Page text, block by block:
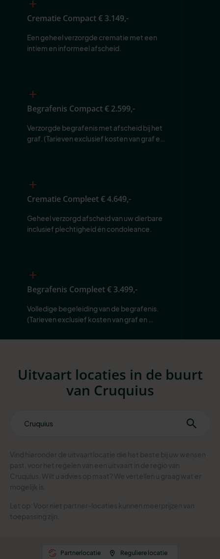
Crematie Compact€ 3.149,-
Een geheel verzorgde crematie met een
intiem en informeel afscheid.
Begrafenis Compact€ 2.599,-
Verzorgde begrafenis met afscheid bij het
graf. (Tarieven exclusief kosten van graf en
Crematie Compleet€ 4.649,-
Geheel verzorgd afscheid van uw dierbare
inclusief plechtigheid én condoleance.
Begrafenis Compleet€ 3.499,-
Volledige begeleiding van de begrafenis.
(Tarieven exclusief kosten van graf en
Uitvaart locaties in de buurt
van Cruquius
Partnerlocatie Reguliere locatie